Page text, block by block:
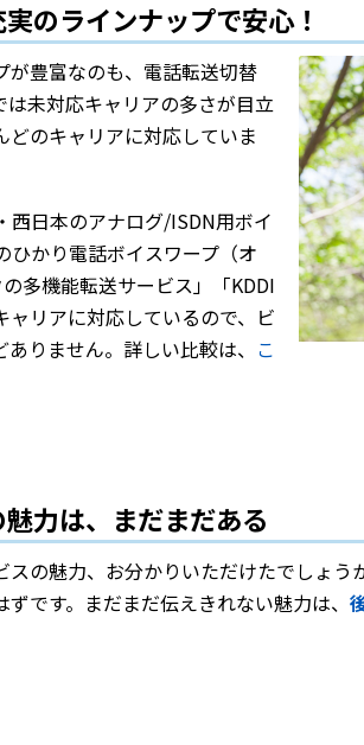
のラインナップで安心！
が豊富なのも、電話転送切替
未対応キャリアの多さが目立
のキャリアに対応していま
日本のアナログ/ISDN用ボイ
かり電話ボイスワープ（オ
多機能転送サービス」「KDDI
リアに対応しているので、ビ
りません。詳しい比較は、 こ
力は、まだまだある
スの魅力、お分かりいただけたでしょ
です。まだまだ伝えきれない魅力は、